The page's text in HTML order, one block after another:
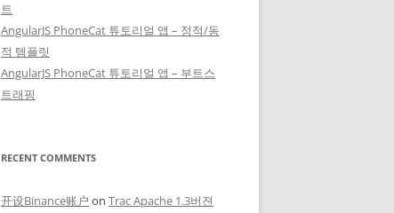
트
AngularJS PhoneCat 튜토리얼 앱 – 정적/동
적 템플릿
AngularJS PhoneCat 튜토리얼 앱 – 부트스
트래핑
RECENT COMMENTS
开设Binance账户 on Trac Apache 1.3버젼